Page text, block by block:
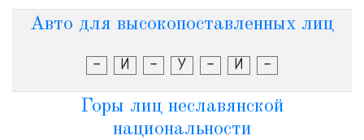
Авто для высокопоставленных лиц
- И - У - И -
Горы лиц неславянской
национальности